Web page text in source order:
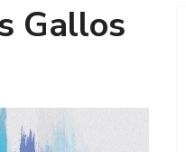
Gallos